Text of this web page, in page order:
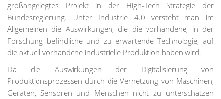
großangelegtes Projekt in der High-Tech Strategie der
Bundesregierung. Unter Industrie 4.0 versteht man im
Allgemeinen die Auswirkungen, die die vorhandene, in der
Forschung befindliche und zu erwartende Technologie, auf
die aktuell vorhandene industrielle Produktion haben wird.
Da die Auswirkungen der Digitalisierung von
Produktionsprozessen durch die Vernetzung von Maschinen,
Geräten, Sensoren und Menschen nicht zu unterschätzen